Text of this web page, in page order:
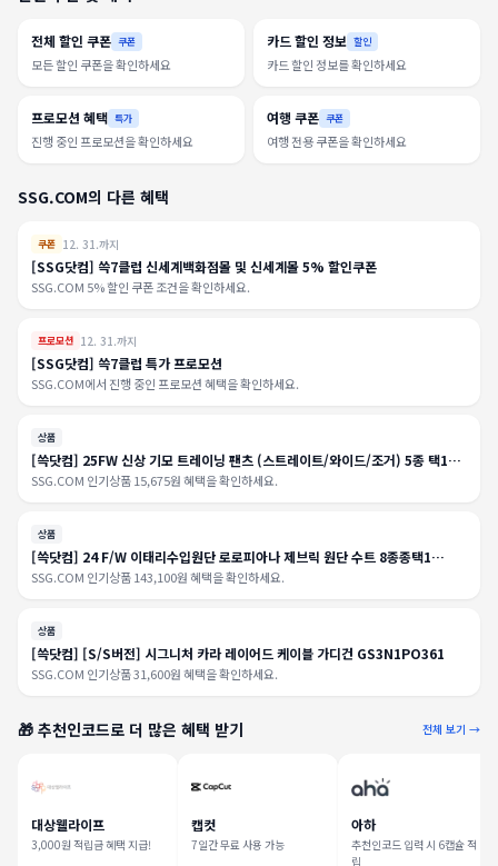
전체 할인 쿠폰 쿠폰
모든 할인 쿠폰을 확인하세요
카드 할인 정보 할인
카드 할인 정보를 확인하세요
프로모션 혜택 특가
진행 중인 프로모션을 확인하세요
여행 쿠폰 쿠폰
여행 전용 쿠폰을 확인하세요
SSG.COM의 다른 혜택
쿠폰 12. 31.까지
[SSG닷컴] 쓱7클럽 신세계백화점몰 및 신세계몰 5% 할인쿠폰
SSG.COM 5% 할인 쿠폰 조건을 확인하세요.
프로모션 12. 31.까지
[SSG닷컴] 쓱7클럽 특가 프로모션
SSG.COM에서 진행 중인 프로모션 혜택을 확인하세요.
상품
[쓱닷컴] 25FW 신상 기모 트레이닝 팬츠 (스트레이트/와이드/조거) 5종 택1
PHF4PT1009 PHF4PT2009
SSG.COM 인기상품 15,675원 혜택을 확인하세요.
상품
[쓱닷컴] 24 F/W 이태리수입원단 로로피아나 제브릭 원단 수트 8종종택1
PJJ3000BK
SSG.COM 인기상품 143,100원 혜택을 확인하세요.
상품
[쓱닷컴] [S/S버전] 시그니처 카라 레이어드 케이블 가디건 GS3N1PO361
SSG.COM 인기상품 31,600원 혜택을 확인하세요.
🎁 추천인코드로 더 많은 혜택 받기 전체 보기 →
대상웰라이프
3,000원 적립금 혜택 지급!
캡컷
7일간 무료 사용 가능
아하
추천인코드 입력 시 6캡슐 적
립